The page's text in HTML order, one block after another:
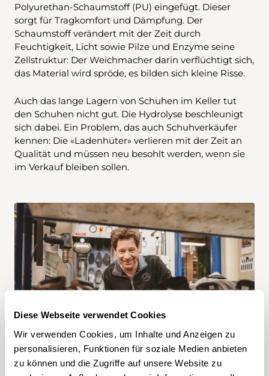
Diese Webseite verwendet Cookies
Wir verwenden Cookies, um Inhalte und Anzeigen zu
personalisieren, Funktionen für soziale Medien anbieten
zu können und die Zugriffe auf unsere Website zu
Polyurethan-Schaumstoff (PU) eingefügt. Dieser
sorgt für Tragkomfort und Dämpfung. Der
Schaumstoff verändert mit der Zeit durch
Feuchtigkeit, Licht sowie Pilze und Enzyme seine
Zellstruktur: Der Weichmacher darin verflüchtigt sich,
das Material wird spröde, es bilden sich kleine Risse.
Auch das lange Lagern von Schuhen im Keller tut
den Schuhen nicht gut. Die Hydrolyse beschleunigt
sich dabei. Ein Problem, das auch Schuhverkäufer
kennen: Die «Ladenhüter» verlieren mit der Zeit an
Qualität und müssen neu besohlt werden, wenn sie
im Verkauf bleiben sollen.
Schuhe. Und weiss, wie man Hydrolyse aufspürt.
Bild: Lowa